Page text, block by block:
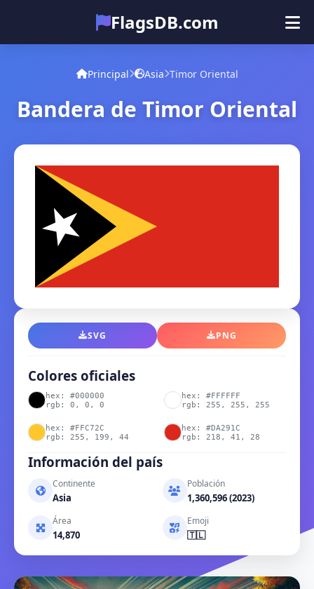
FlagsDB.com
Principal
Cuestionario
Principal Asia Timor Oriental
Bandera de Timor Oriental
SVG PNG
Colores oficiales
hex: #000000
rgb: 0, 0, 0
hex: #FFFFFF
rgb: 255, 255, 255
hex: #FFC72C
rgb: 255, 199, 44
hex: #DA291C
rgb: 218, 41, 28
Información del país
Continente
Asia
Población
1,360,596 (2023)
Área
14,870
Emoji
🇹🇱